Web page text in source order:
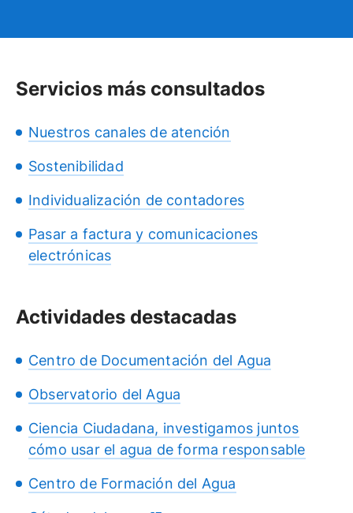
Servicios más consultados
Nuestros canales de atención
Sostenibilidad
Individualización de contadores
Pasar a factura y comunicaciones
electrónicas
Actividades destacadas
Centro de Documentación del Agua
Observatorio del Agua
Ciencia Ciudadana, investigamos juntos
cómo usar el agua de forma responsable
Centro de Formación del Agua